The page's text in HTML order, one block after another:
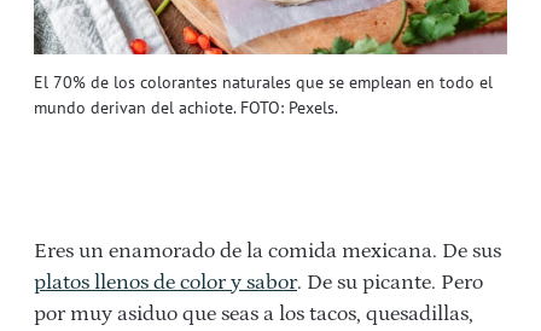
El 70% de los colorantes naturales que se emplean en todo el
mundo derivan del achiote. FOTO: Pexels.
Eres un enamorado de la comida mexicana. De sus
platos llenos de color y sabor. De su picante. Pero
por muy asiduo que seas a los tacos, quesadillas,